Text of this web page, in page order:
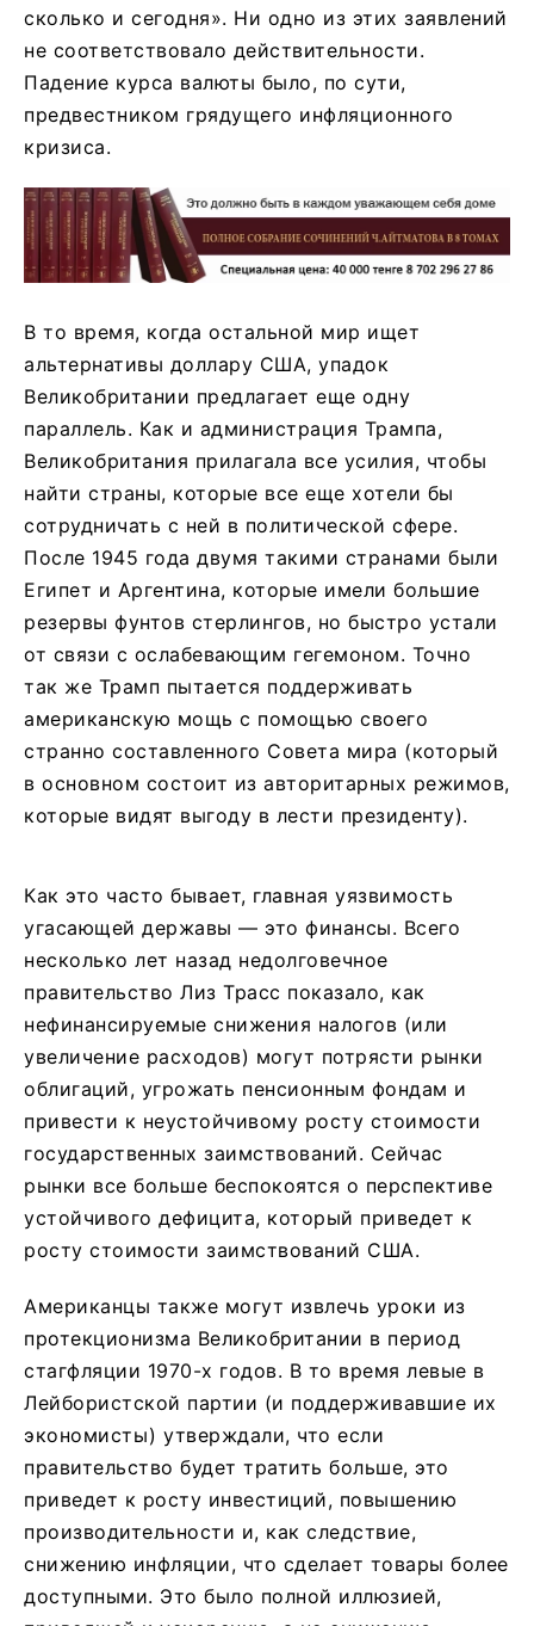
сколько и сегодня». Ни одно из этих заявлений
не соответствовало действительности.
Падение курса валюты было, по сути,
предвестником грядущего инфляционного
кризиса.
В то время, когда остальной мир ищет
альтернативы доллару США, упадок
Великобритании предлагает еще одну
параллель. Как и администрация Трампа,
Великобритания прилагала все усилия, чтобы
найти страны, которые все еще хотели бы
сотрудничать с ней в политической сфере.
После 1945 года двумя такими странами были
Египет и Аргентина, которые имели большие
резервы фунтов стерлингов, но быстро устали
от связи с ослабевающим гегемоном. Точно
так же Трамп пытается поддерживать
американскую мощь с помощью своего
странно составленного Совета мира (который
в основном состоит из авторитарных режимов,
которые видят выгоду в лести президенту).
Как это часто бывает, главная уязвимость
угасающей державы — это финансы. Всего
несколько лет назад недолговечное
правительство Лиз Трасс показало, как
нефинансируемые снижения налогов (или
увеличение расходов) могут потрясти рынки
облигаций, угрожать пенсионным фондам и
привести к неустойчивому росту стоимости
государственных заимствований. Сейчас
рынки все больше беспокоятся о перспективе
устойчивого дефицита, который приведет к
росту стоимости заимствований США.
Американцы также могут извлечь уроки из
протекционизма Великобритании в период
стагфляции 1970-х годов. В то время левые в
Лейбористской партии (и поддерживавшие их
экономисты) утверждали, что если
правительство будет тратить больше, это
приведет к росту инвестиций, повышению
производительности и, как следствие,
снижению инфляции, что сделает товары более
доступными. Это было полной иллюзией,